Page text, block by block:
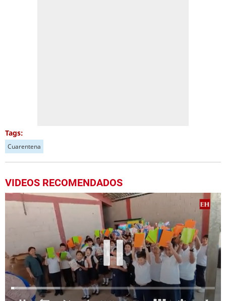
Tags:
Cuarentena
VIDEOS RECOMENDADOS